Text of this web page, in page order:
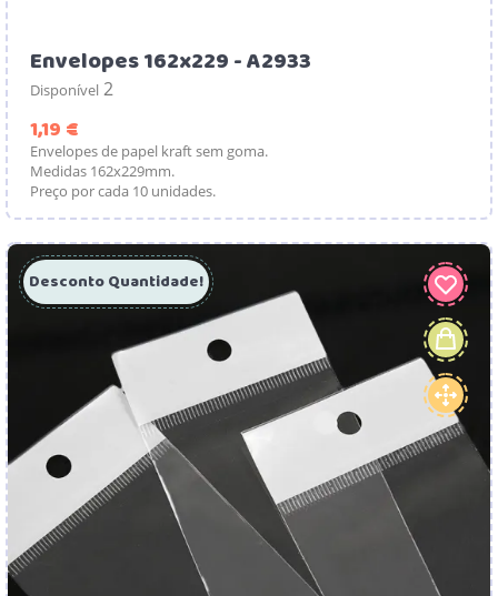
Envelopes 162x229 - A2933
Disponível 2
1,19 €
Envelopes de papel kraft sem goma.
Medidas 162x229mm.
Preço por cada 10 unidades.
Desconto Quantidade!